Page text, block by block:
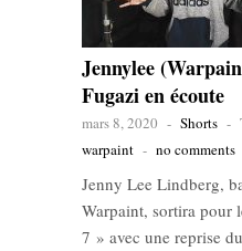
Jennylee
Fugazi en écoute
mars 8, 2020 - Shorts -
warpaint - no comments
Jenny Lee Lindberg,
Warpaint, sortira pour
7 » avec une reprise